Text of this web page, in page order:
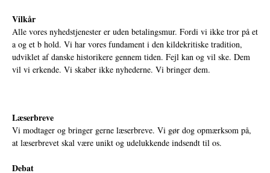
Vilkår
Alle vores nyhedstjenester er uden betalingsmur. Fordi vi ikke tror på et
a og et b hold. Vi har vores fundament i den kildekritiske tradition,
udviklet af danske historikere gennem tiden. Fejl kan og vil ske. Dem
vil vi erkende. Vi skaber ikke nyhederne. Vi bringer dem.
Læserbreve
Vi modtager og bringer gerne læserbreve. Vi gør dog opmærksom på,
at læserbrevet skal være unikt og udelukkende indsendt til os.
Debat